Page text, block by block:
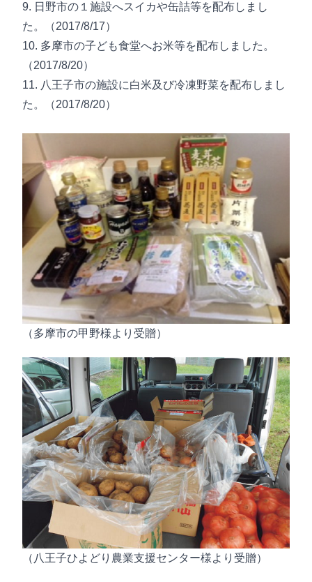
9. 日野市の１施設へスイカや缶詰等を配布しまし
た。（2017/8/17）
10. 多摩市の子ども食堂へお米等を配布しました。
（2017/8/20）
11. 八王子市の施設に白米及び冷凍野菜を配布しまし
た。（2017/8/20）
（多摩市の甲野様より受贈）
（八王子ひよどり農業支援センター様より受贈）